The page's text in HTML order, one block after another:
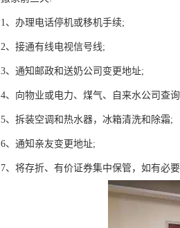
1、办理电话停机或移机手续;
2、接通有线电视信号线;
3、通知邮政和送奶公司变更地址;
4、向物业或电力、煤气、自来水公司查
5、拆装空调和热水器，冰箱清洗和除霜;
6、通知亲友变更地址;
7、将存折、有价证券集中保管，如有必